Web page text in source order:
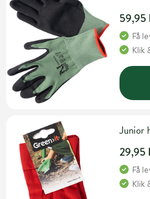
59,95
Få
Klik
Junior
29,95
Få
Klik